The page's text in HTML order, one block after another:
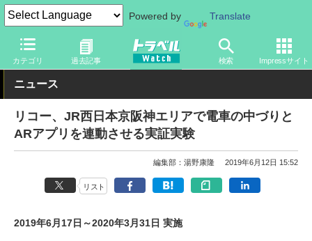
Powered by Translate
カテゴリ 過去記事 検索 Impressサイト
トラベル Watch 旅のアイテム スマホ・ルーター スマートフォ
ニュース
リコー、JR西日本京阪神エリアで電車の中づりと
ARアプリを連動させる実証実験
編集部：湯野康隆 2019年6月12日 15:52
リスト
2019年6月17日～2020年3月31日 実施